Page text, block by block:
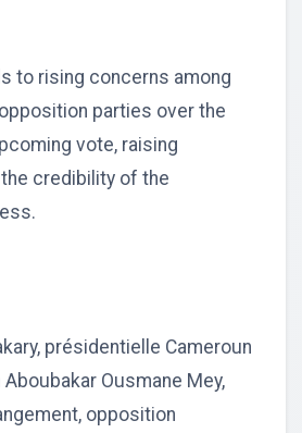
to rising concerns among
parties over the
vote, raising
credibility of the
présidentielle Cameroun
Ousmane Mey,
opposition